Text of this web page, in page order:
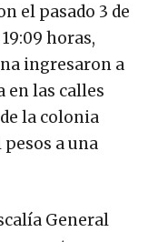
el pasado 3 de
horas,
ingresaron a
en las calles
la colonia
a una
General